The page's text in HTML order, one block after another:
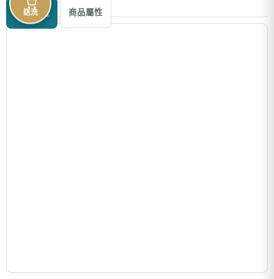
商品描述 商品屬性
送洗